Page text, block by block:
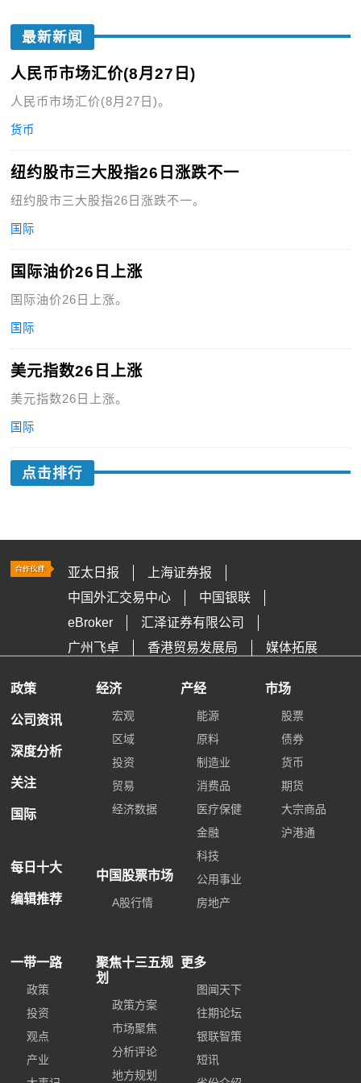
最新新闻
人民币市场汇价(8月27日)
人民币市场汇价(8月27日)。
货币
纽约股市三大股指26日涨跌不一
纽约股市三大股指26日涨跌不一。
国际
国际油价26日上涨
国际油价26日上涨。
国际
美元指数26日上涨
美元指数26日上涨。
国际
点击排行
亚太日报
上海证券报
中国外汇交易中心
中国银联
eBroker
汇泽证券有限公司
广州飞卓
香港贸易发展局 媒体拓展
政策
公司资讯
深度分析
关注
国际
每日十大
编辑推荐
经济
宏观
区域
投资
贸易
经济数据
中国股票市场
A股行情
产经
能源
原料
制造业
消费品
医疗保健
金融
科技
公用事业
房地产
市场
股票
债券
货币
期货
大宗商品
沪港通
一带一路
政策
投资
观点
产业
聚焦十三五规
划
政策方案
市场聚焦
分析评论
地方规划
更多
图闻天下
往期论坛
银联智策
短讯